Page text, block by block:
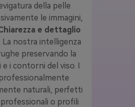
della pelle
le immagini,
e dettaglio
nostra intelligenza
preservando la
i contorni del viso. I
naturali, perfetti
o profili